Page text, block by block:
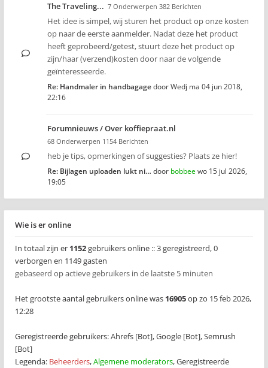
The Traveling... 7 Onderwerpen 382 Berichten
Het idee is simpel, wij sturen het product op onze kosten
op naar de eerste aanmelder. Nadat deze het product
heeft geprobeerd/getest, stuurt deze het product op
zijn/haar (verzend)kosten door naar de volgende
geïnteresseerde.
Re: Handmaler in handbagagedoorWedj ma 04 jun 2018,
22:16
Forumnieuws / Over koffiepraat.nl
68 Onderwerpen 1154 Berichten
heb je tips, opmerkingen of suggesties? Plaats ze hier!
Re: Bijlagen uploaden lukt ni… door bobbeewo 15 jul 2026,
19:05
Wie is er online
In totaal zijn er 1152gebruikers online :: 3 geregistreerd, 0
verborgen en 1149 gasten
gebaseerd op actieve gebruikers in de laatste 5 minuten
Het grootste aantal gebruikers online was 16905op zo 15 feb 2026,
12:28
Geregistreerde gebruikers:Ahrefs [Bot],Google [Bot],Semrush
[Bot]
Legenda: Beheerders,Algemene moderators,Geregistreerde